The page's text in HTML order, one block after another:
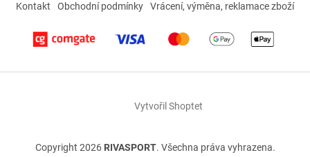
Kontakt Obchodní podmínky Vrácení, výměna, reklamace zboží
Vytvořil Shoptet
Copyright 2026 RIVASPORT. Všechna práva vyhrazena.